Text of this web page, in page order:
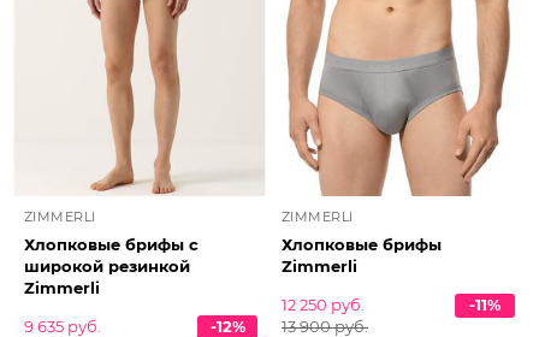
ZIMMERLI
Хлопковые брифы с
широкой резинкой
Zimmerli
9 635 руб.
-12%
ZIMMERLI
Хлопковые брифы
Zimmerli
12 250 руб.
13 900 руб.
-11%